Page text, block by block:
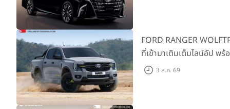
FORD RANGER
ที่เข้ามาเติมเต็มไลน์อัป พ
ผจญภัยด้วยสมรรถนะพร้
3 ส.ค. 69